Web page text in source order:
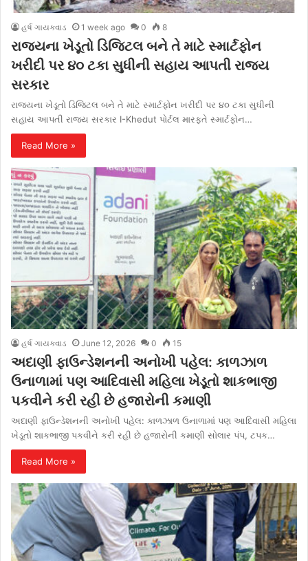
હર્ષ ગાયક્વાડ 1 week ago 0 8
રાજ્યના ખેડૂતો ડિજિટલ બને તે માટે સ્માર્ટફોન
ખરીદી પર ૪૦ ટકા સુધીની સહાય આપતી રાજ્ય
સરકાર
રાજ્યના ખેડૂતો ડિજિટલ બને તે માટે સ્માર્ટફોન ખરીદી પર ૪૦ ટકા સુધીની
સહાય આપતી રાજ્ય સરકાર I-Khedut પોર્ટલ મારફતે સ્માર્ટફોન…
Read More »
હર્ષ ગાયક્વાડ June 12, 2026 0 15
અદાણી ફાઉન્ડેશનની અનોખી પહેલ: કાળઝાળ
ઉનાળામાં પણ આદિવાસી મહિલા ખેડૂતો શાકભાજી
પકવીને કરી રહી છે હજારોની કમાણી
અદાણી ફાઉન્ડેશનની અનોખી પહેલ: કાળઝાળ ઉનાળામાં પણ આદિવાસી મહિલા
ખેડૂતો શાકભાજી પકવીને કરી રહી છે હજારોની કમાણી સોલાર પંપ, ટપક…
Read More »